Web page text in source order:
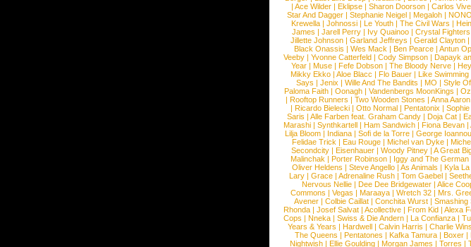
| Ace Wilder| Eklipse| Sharon Doorson| Carlos
Star And Dagger | Stephanie Neigel | Megaloh |
Krewella | Johnossi | Le Youth | The Civil Wars |
James | Jarell Perry | Ivy Quainoo | Crystal Fighters
Jillette Johnson | Garland Jeffreys | Gerald Clayton |
Black Onassis | Wes Mack | Ben Pearce | Antun
Veeby | Yvonne Catterfeld | Cody Simpson | Dapayk
Year| Muse| Fefe Dobson| The Bloody Nerve|
Mikky Ekko | Aloe Blacc | Flo Bauer | Like Swimming
Says | Jenix | Wille And The Bandits | MO | Style
Paloma Faith| Oonagh| Vandenbergs MoonKings |
| Rooftop Runners | Two Wooden Stones | Anna Aaron
| Ricardo Bielecki | Otto Normal | Pentatonix |
Saris | Alle Farben feat. Graham Candy | Doja Cat |
Marashi | Synthkartell | Ham Sandwich | Fiona Bevan |
Lilja Bloom | Indiana | Sofi de la Torre | George Ioannou
Felidae Trick | Eau Rouge | Michel van Dyke |
Secondcity| Eisenhauer| Woody Pitney| A Great
Malinchak | Porter Robinson| Iggy and The German
Oliver Heldens | Steve Angello| As Animals | Kyla
Lary | Grace | Adrenaline Rush | Tom Gaebel |
Nervous Nellie | Dee Dee Bridgewater | Alice
Commons | Vegas | Maraaya| Wretch 32| Mrs.
Avener | Colbie Caillat | Conchita Wurst | Smashing
Rhonda | Josef Salvat | Acollective | From Kid | Alexa
Cops | Nneka | Swiss & Die Andern | La Confianza |
Years & Years | Hardwell| Calvin Harris | Charlie
The Queens | Pentatones | Kafka Tamura | Boxer |
Nightwish| Ellie Goulding| Morgan James | Torres |